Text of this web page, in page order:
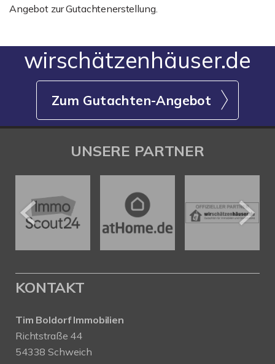
Angebot zur Gutachtenerstellung.
wirschätzenhäuser.de
Zum Gutachten-Angebot
UNSERE PARTNER
KONTAKT
Tim Boldorf Immobilien
Richtstraße 44
54338 Schweich